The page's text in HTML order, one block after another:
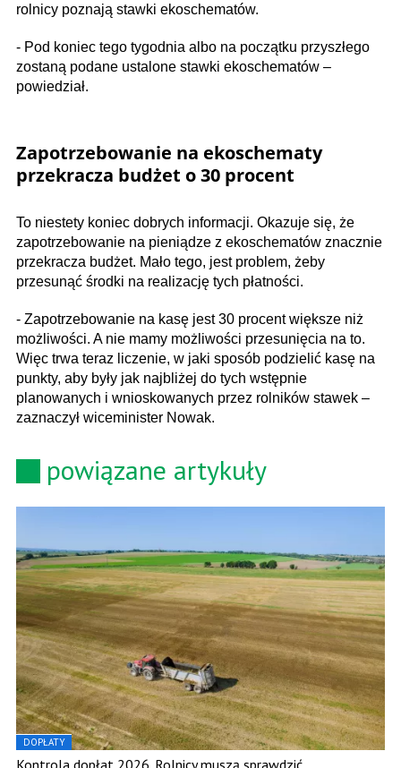
rolnicy poznają stawki ekoschematów.
- Pod koniec tego tygodnia albo na początku przyszłego
zostaną podane ustalone stawki ekoschematów –
powiedział.
Zapotrzebowanie na ekoschematy
przekracza budżet o 30 procent
To niestety koniec dobrych informacji. Okazuje się, że
zapotrzebowanie na pieniądze z ekoschematów znacznie
przekracza budżet. Mało tego, jest problem, żeby
przesunąć środki na realizację tych płatności.
- Zapotrzebowanie na kasę jest 30 procent większe niż
możliwości. A nie mamy możliwości przesunięcia na to.
Więc trwa teraz liczenie, w jaki sposób podzielić kasę na
punkty, aby były jak najbliżej do tych wstępnie
planowanych i wnioskowanych przez rolników stawek –
zaznaczył wiceminister Nowak.
powiązane artykuły
DOPŁATY
Kontrola dopłat 2026. Rolnicy muszą sprawdzić